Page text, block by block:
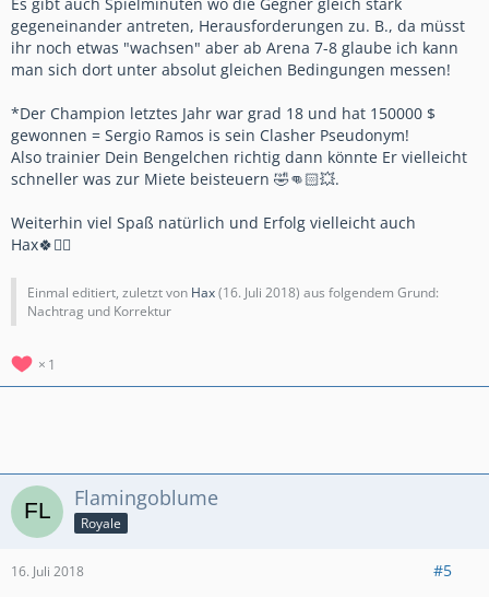
gegeneinander antreten, Herausforderungen zu. B., da müsst
ihr noch etwas "wachsen" aber ab Arena 7-8 glaube ich kann
man sich dort unter absolut gleichen Bedingungen messen!
*Der Champion letztes Jahr war grad 18 und hat 150000 $
gewonnen = Sergio Ramos is sein Clasher Pseudonym!
Also trainier Dein Bengelchen richtig dann könnte Er vielleicht
schneller was zur Miete beisteuern 🤣👊🏻💥.
Weiterhin viel Spaß natürlich und Erfolg vielleicht auch
Hax🍀✌🏻
Einmal editiert, zuletzt von Hax(16. Juli 2018) aus folgendem Grund:
Nachtrag und Korrektur
1
Flamingoblume
Royale
16. Juli 2018 #5